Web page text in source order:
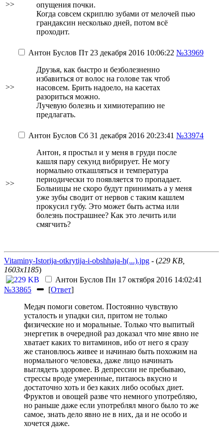
>>
опущения почки.
Когда совсем скриплю зубами от мелочей пью
грандаксин несколько дней, потом всё
проходит.
>>
Антон Буслов Пт 23 декабря 2016 10:06:22 №33969
Друзья, как быстро и безболезненно
избавиться от волос на голове так чтоб
насовсем. Брить надоело, на касетах
разориться можно.
Лучевую болезнь и химиотерапию не
предлагать.
>>
Антон Буслов Сб 31 декабря 2016 20:23:41 №33974
Антон, я простыл и у меня в груди после
кашля пару секунд вибрирует. Не могу
нормально откашляться и температура
периодически то появляется то пропадает.
Больницы не скоро будут принимать а у меня
уже зубы сводит от нервов с таким кашлем
прокусил губу. Это может быть астма или
болезнь пострашнее? Как это лечить или
смягчить?
Vitaminy-Istorija-otkrytija-i-obshhaja-h(...).jpg - (229 KB,
1603x1185)
Антон Буслов Пн 17 октября 2016 14:02:41
№33865
[Ответ]
Медач помоги советом. Постоянно чувствую
усталость и упадки сил, притом не только
физические но и моральные. Только что выпитый
энергетик в очередной раз доказал что мне явно не
хватает каких то витаминов, ибо от него я сразу
же становлюсь живее и начинаю быть похожим на
нормального человека, даже лицо начинать
выглядеть здоровее. В депрессии не пребываю,
стрессы вроде умеренные, питаюсь вкусно и
достаточно хоть и без каких либо особых диет.
Фруктов и овощей разве что немного употребляю,
но раньше даже если употреблял много было то же
самое, знать дело явно не в них, да и не особо и
хочется даже.